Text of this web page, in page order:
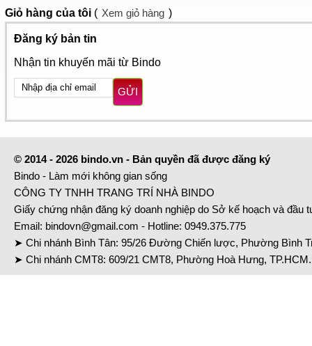
Giỏ hàng của tôi ( Xem giỏ hàng )
Đăng ký bản tin
Nhận tin khuyến mãi từ Bindo
GỬI
© 2014 - 2026 bindo.vn - Bản quyền đã được đăng ký
Bindo - Làm mới không gian sống
CÔNG TY TNHH TRANG TRÍ NHÀ BINDO
Giấy chứng nhận đăng ký doanh nghiệp do Sở kế hoạch và đầu
Email: bindovn@gmail.com - Hotline: 0949.375.775
➤ Chi nhánh Bình Tân: 95/26 Đường Chiến lược, Phường Bình
➤ Chi nhánh CMT8: 609/21 CMT8, Phường Hoà Hưng,